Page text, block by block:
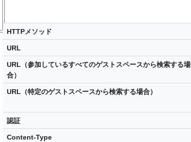
HTTPメソッド
URL
URL（参加しているすべてのゲストスペースから検索する場
合）
URL（特定のゲストスペースから検索する場合）
認証
Content-Type